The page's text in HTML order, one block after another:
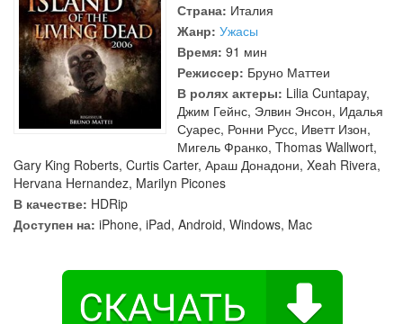
Страна: Италия
Жанр: Ужасы
Время: 91 мин
Режиссер: Бруно Маттеи
В ролях актеры: Lilia Cuntapay,
Джим Гейнс, Элвин Энсон, Идалья
Суарес, Ронни Русс, Иветт Изон,
Мигель Франко, Thomas Wallwort,
Gary King Roberts, Curtis Carter, Араш Донадони, Xeah Rivera,
Hervana Hernandez, Marilyn Picones
В качестве: HDRip
Доступен на: iPhone, iPad, Android, Windows, Mac